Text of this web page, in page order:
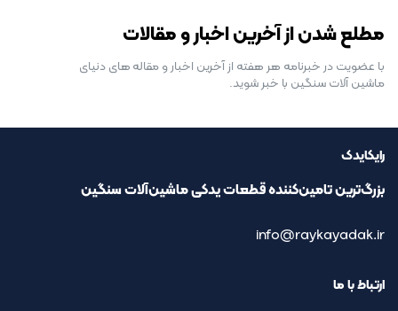
مطلع شدن از آخرین اخبار و مقالات
با عضویت در خبرنامه هر هفته از آخرین اخبار و مقاله های دنیای
ماشین آلات سنگین با خبر شوید.
رایکایدک
بزرگ‌ترین تامین‌کننده قطعات یدکی ماشین‌آلات سنگین
info@raykayadak.ir
ارتباط با ما